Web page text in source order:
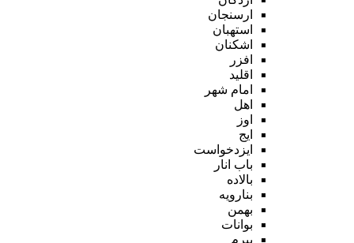
ارسنجان
استهبان
اشکنان
افزر
اقلید
امام شهر
اهل
اوز
ایج
ایزدخواست
باب انار
بالاده
بنارویه
بهمن
بوانات
بیرم